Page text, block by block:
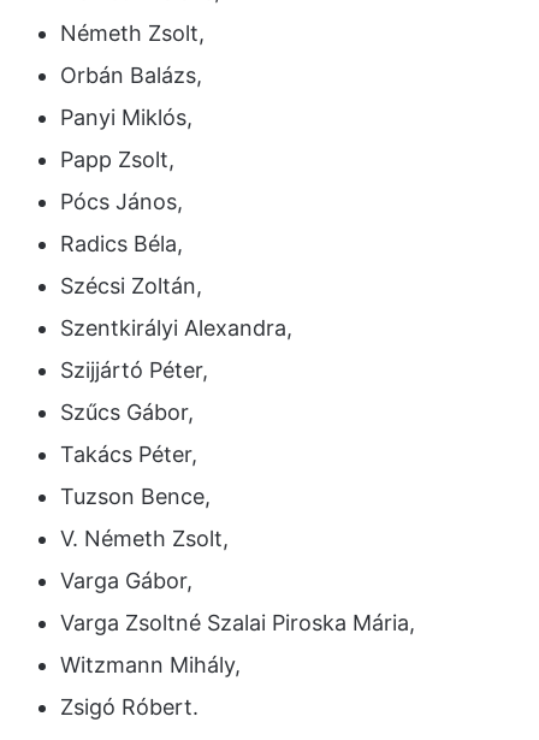
Németh Zsolt,
Orbán Balázs,
Panyi Miklós,
Papp Zsolt,
Pócs János,
Radics Béla,
Szécsi Zoltán,
Szentkirályi Alexandra,
Szijjártó Péter,
Szűcs Gábor,
Takács Péter,
Tuzson Bence,
V. Németh Zsolt,
Varga Gábor,
Varga Zsoltné Szalai Piroska Mária,
Witzmann Mihály,
Zsigó Róbert.